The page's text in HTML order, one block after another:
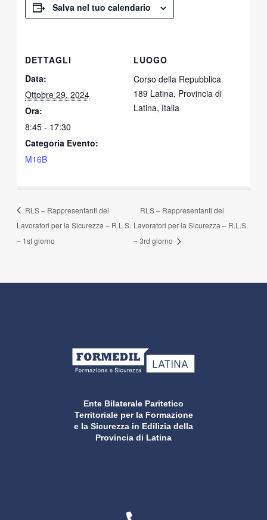
Salva nel tuo calendario
DETTAGLI
Data:
Ottobre 29, 2024
Ora:
8:45 - 17:30
Categoria Evento:
M16B
LUOGO
Corso della Repubblica
189 Latina, Provincia di
Latina, Italia
RLS – Rappresentanti dei
Lavoratori per la Sicurezza – R.L.S.
– 1st giorno
RLS – Rappresentanti dei
Lavoratori per la Sicurezza – R.L.S.
– 3rd giorno
Ente Bilaterale Paritetico
Territoriale per la Formazione
e la Sicurezza in Edilizia della
Provincia di Latina